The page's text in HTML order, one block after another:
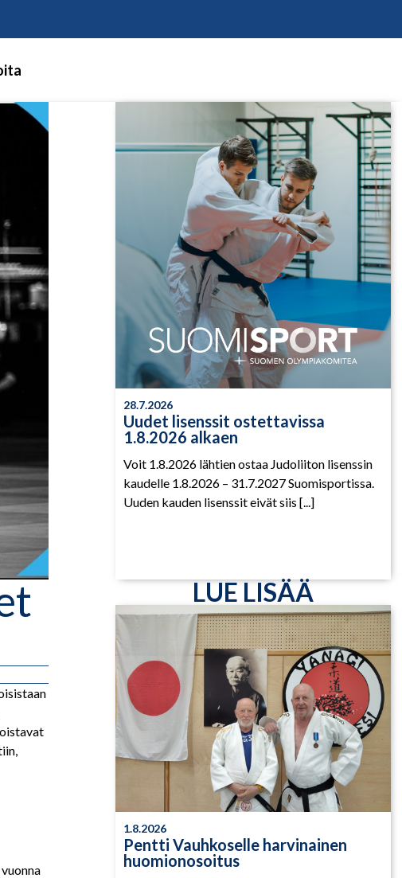
28.7.2026
Uudet lisenssit ostettavissa
1.8.2026 alkaen
Voit 1.8.2026 lähtien ostaa Judoliiton lisenssin
kaudelle 1.8.2026 – 31.7.2027 Suomisportissa.
Uuden kauden lisenssit eivät siis [...]
LUE LISÄÄ
1.8.2026
Pentti Vauhkoselle harvinainen
huomionosoitus